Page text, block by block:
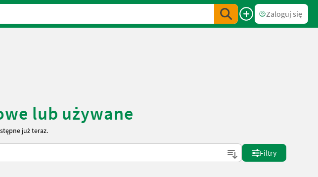
Zaloguj się
lub używane
już teraz.
Filtry